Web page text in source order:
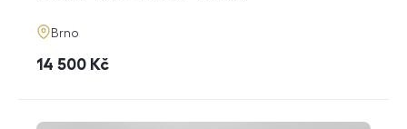
adresa
Brno
cena
14 500 Kč